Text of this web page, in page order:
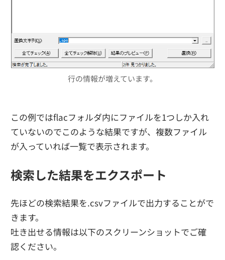
行の情報が増えています。
この例ではflacフォルダ内にファイルを1つしか入れ
ていないのでこのような結果ですが、複数ファイル
が入っていれば一覧で表示されます。
検索した結果をエクスポート
先ほどの検索結果を.csvファイルで出力することがで
きます。
吐き出せる情報は以下のスクリーンショットでご確
認ください。